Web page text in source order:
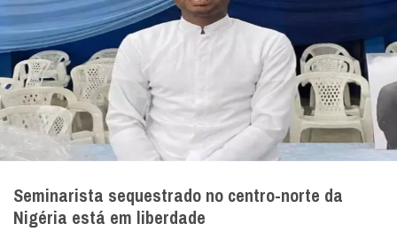
Seminarista sequestrado no centro-norte da
Nigéria está em liberdade